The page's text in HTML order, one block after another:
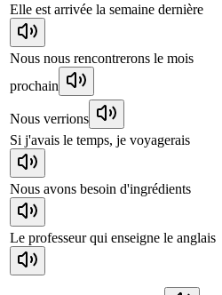
Elle est arrivée la semaine dernière
Nous nous rencontrerons le mois
prochain
Nous verrions
Si j'avais le temps, je voyagerais
Nous avons besoin d'ingrédients
Le professeur qui enseigne le anglais